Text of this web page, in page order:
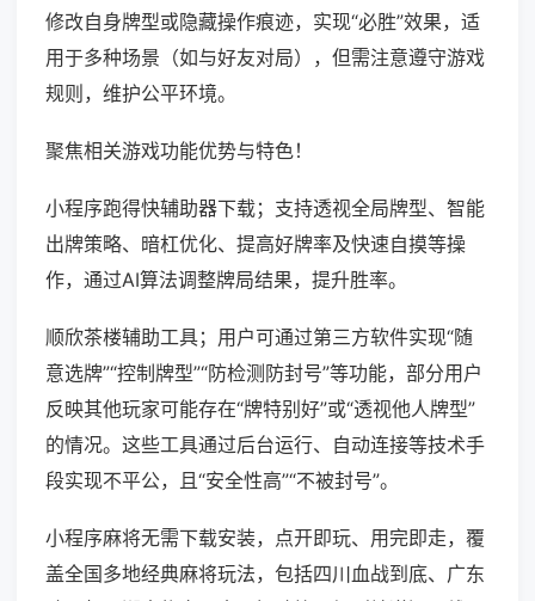
修改自身牌型或隐藏操作痕迹，实现“必胜”效果，适
用于多种场景（如与好友对局），但需注意遵守游戏
规则，维护公平环境。
聚焦相关游戏功能优势与特色！
小程序跑得快辅助器下载；支持透视全局牌型、智能
出牌策略、暗杠优化、提高好牌率及快速自摸等操
作，通过AI算法调整牌局结果，提升胜率。
顺欣茶楼辅助工具；用户可通过第三方软件实现“随
意选牌”“控制牌型”“防检测防封号”等功能，部分用户
反映其他玩家可能存在“牌特别好”或“透视他人牌型”
的情况。这些工具通过后台运行、自动连接等技术手
段实现不平公，且“安全性高”“不被封号”。
小程序麻将无需下载安装，点开即玩、用完即走，覆
盖全国多地经典麻将玩法，包括四川血战到底、广东